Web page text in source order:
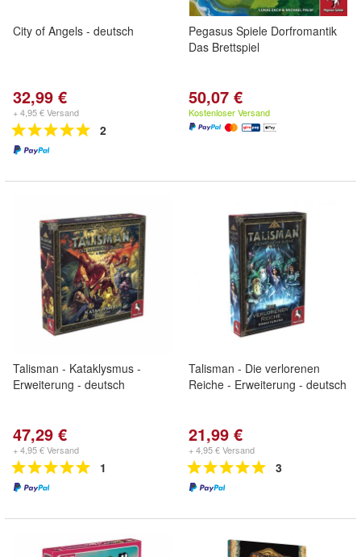
City of Angels - deutsch
32,99 €
+ 4,95 € Versand
2
Pegasus Spiele Dorfromantik
Das Brettspiel
50,07 €
Kostenloser Versand
Talisman - Kataklysmus -
Erweiterung - deutsch
47,29 €
+ 4,95 € Versand
1
Talisman - Die verlorenen
Reiche - Erweiterung - deutsch
21,99 €
+ 4,95 € Versand
3